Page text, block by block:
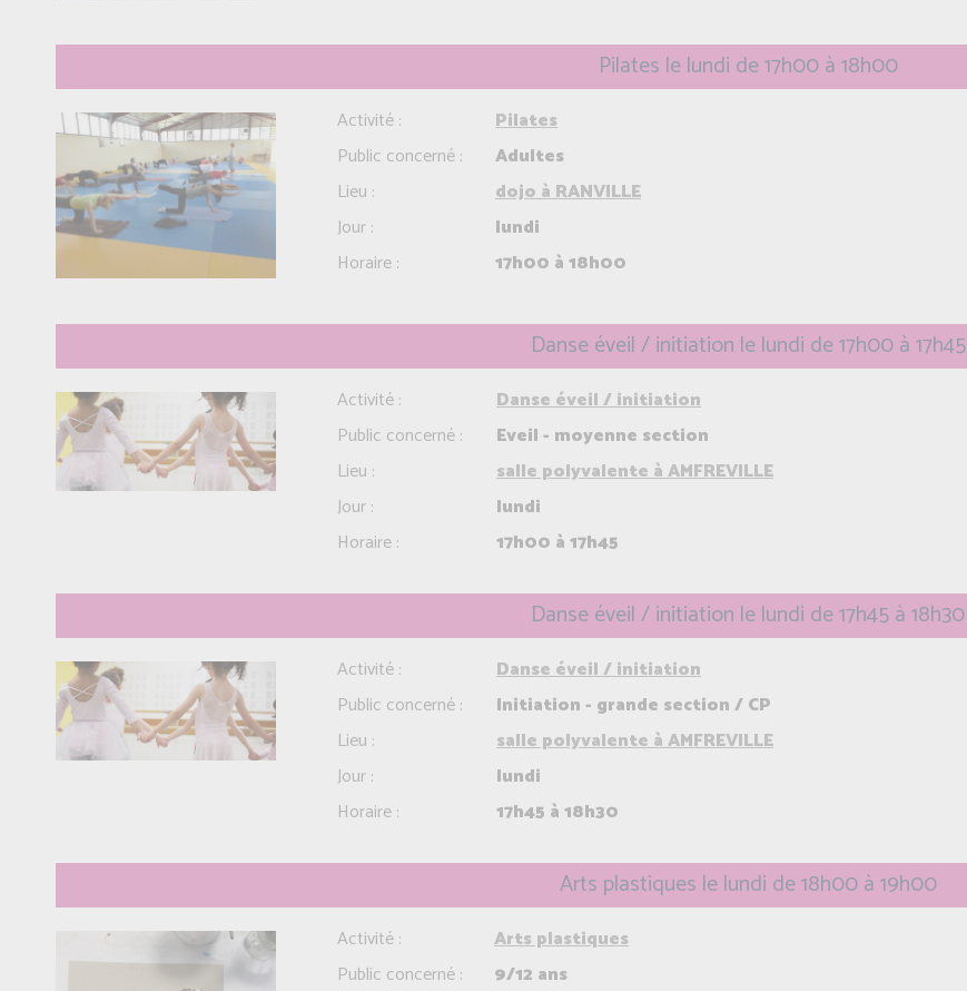
Pilates le lundi de 17h00 à 18h00
Activité :
Public concerné :
Lieu :
Jour :
Horaire :
Pilates
Adultes
dojo à RANVILLE
lundi
17h00 à 18h00
Danse éveil / initiation le lundi de 17h00 à 17h45
Activité :
Public concerné :
Lieu :
Jour :
Horaire :
Danse éveil / initiation
Eveil - moyenne section
salle polyvalente à AMFREVILLE
lundi
17h00 à 17h45
Danse éveil / initiation le lundi de 17h45 à 18h30
Activité :
Public concerné :
Lieu :
Jour :
Horaire :
Danse éveil / initiation
Initiation - grande section / CP
salle polyvalente à AMFREVILLE
lundi
17h45 à 18h30
Arts plastiques le lundi de 18h00 à 19h00
Activité :
Public concerné :
Arts plastiques
9/12 ans